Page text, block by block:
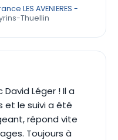
LES AVENIERES -
Thuellin
Léger ! Il a
et le suivi a été
répond vite
Toujours à